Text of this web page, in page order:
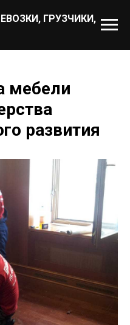
ГРУЗЧИКИ,
мебели
развития